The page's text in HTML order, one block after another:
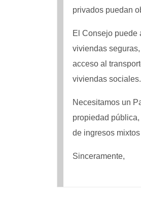
privados puedan
El Consejo puede
viviendas
acceso al
viviendas sociales.
Necesitamos un
propiedad
de ingresos
Sinceramente,